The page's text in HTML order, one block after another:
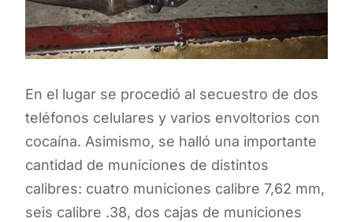
En el lugar se procedió al secuestro de dos
teléfonos celulares y varios envoltorios con
cocaína. Asimismo, se halló una importante
cantidad de municiones de distintos
calibres: cuatro municiones calibre 7,62 mm,
seis calibre .38, dos cajas de municiones